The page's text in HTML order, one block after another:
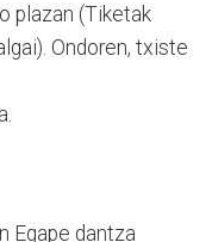
plazan (Tiketak
Ondoren, txiste
Egape dantza